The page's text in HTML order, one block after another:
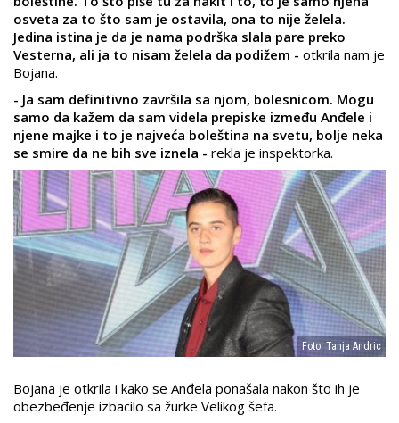
osveta za to što sam je ostavila, ona to nije želela.
Jedina istina je da je nama podrška slala pare preko
Vesterna, ali ja to nisam želela da podižem - otkrila nam je
Bojana.
- Ja sam definitivno završila sa njom, bolesnicom. Mogu
samo da kažem da sam videla prepiske između Anđele i
njene majke i to je najveća boleština na svetu, bolje neka
se smire da ne bih sve iznela - rekla je inspektorka.
Foto: Tanja Andric
Bojana je otkrila i kako se Anđela ponašala nakon što ih je
obezbeđenje izbacilo sa žurke Velikog šefa.